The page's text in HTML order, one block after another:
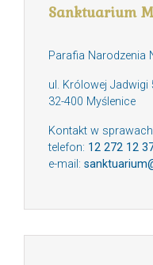
Sanktuarium
Parafia Narodzenia
ul. Królowej Jadwigi
32-400 Myślenice
Kontakt w
telefon: 12 272 12
e-mail: